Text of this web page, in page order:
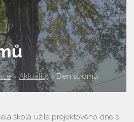
» Aktuality » Den stromů
škola užila projektového dne s